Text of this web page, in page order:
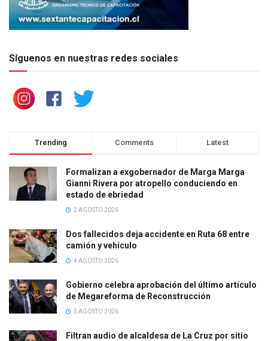
Síguenos en nuestras redes sociales
Trending Comments Latest
Formalizan a exgobernador de Marga Marga
Gianni Rivera por atropello conduciendo en
estado de ebriedad
2 AGOSTO 2026
Dos fallecidos deja accidente en Ruta 68 entre
camión y vehículo
4 AGOSTO 2026
Gobierno celebra aprobación del último artículo
de Megareforma de Reconstrucción
5 AGOSTO 2026
Filtran audio de alcaldesa de La Cruz por sitio